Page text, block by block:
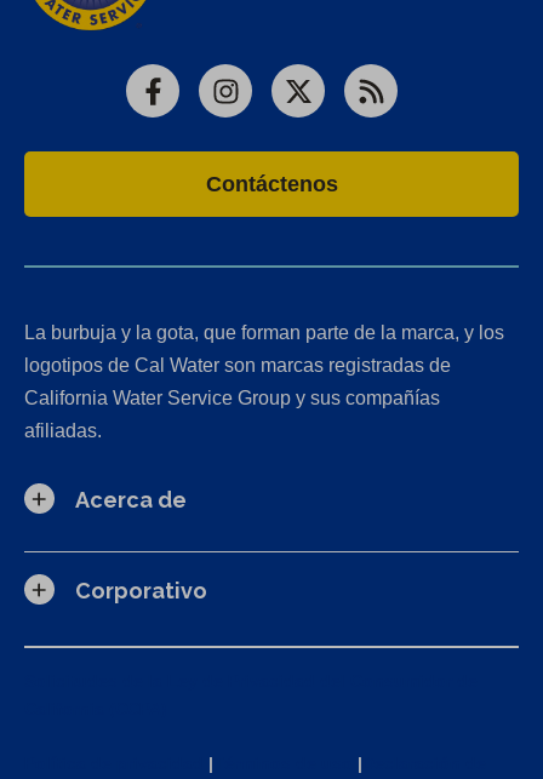
FacebookInstagram
X RSS
Contáctenos
La burbuja y la gota, que forman parte de la marca, y los
logotipos de Cal Water son marcas registradas de
California Water Service Group y sus compañías
afiliadas.
Acerca de
Corporativo
| |